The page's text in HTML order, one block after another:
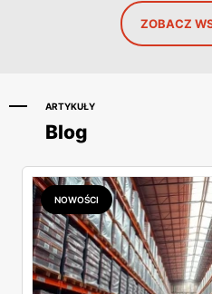
ZOBACZ
ARTYKUŁY
Blog
NOWOŚCI